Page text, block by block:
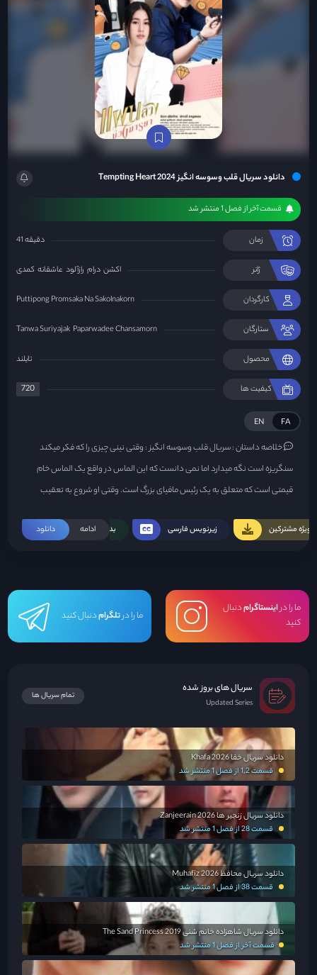
دانلود سریال قلب وسوسه انگیز Tempting Heart 2024
قسمت آخر از فصل 1 منتشر شد
زمان 41 دقیقه
ژانر اکشن درام رازآلود عاشقانه کمدی
کارگردان Puttipong Promsaka Na Sakolnakorn
ستارگان Tanwa Suriyajak Paparwadee Chansamorn
محصول تایلند
کیفیت ها 720
FA
EN
خلاصه داستان :سریال قلب وسوسه انگیز : وقتی نینی چیزی را که فکر میکند
سنگریزه است نگه میدارد اما نمی دانست که این الماس در واقع یک الماس خام
قیمتی است که متعلق به یک رئیس مافیای بزرگ است. وقتی او شروع به تعقیب
ناکان است، مردی که سه سال پیش قلب او را شکست....
ادامه دانلود ویژه مشترکین زیرنویس فارسی بدون سانسور
ما را دراینستاگرامدنبال
کنید
ما را درتلگرامدنبال کنید
سریال های بروز شده
Updated Series
تمام سریال ها
دانلود سریال خفا Khafa 2026
قسمت 1,2 از فصل 1 منتشر شد
دانلود سریال زنجیر ها Zanjeerain 2026
قسمت 28 از فصل 1 منتشر شد
دانلود سریال محافظ Muhafiz 2026
قسمت 38 از فصل 1 منتشر شد
دانلود سریال شاهزاده خانم شنی The Sand Princess 2019
قسمت آخر از فصل 1 منتشر شد